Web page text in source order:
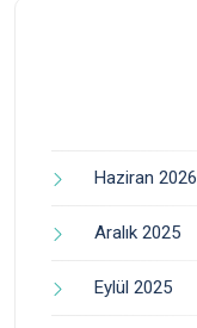
Haziran 2026
Aralık 2025
Eylül 2025